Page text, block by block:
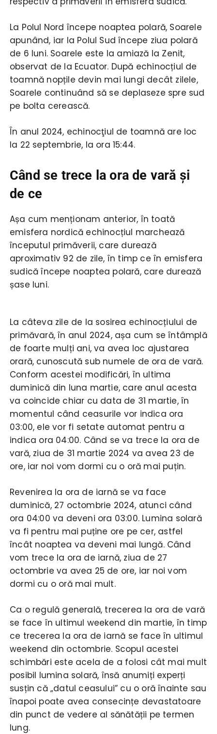
La Polul Nord începe noaptea polară, Soarele
apunând, iar la Polul Sud începe ziua polară
de 6 luni. Soarele este la amiază la Zenit,
observat de la Ecuator. După echinocțiul de
toamnă nopțile devin mai lungi decât zilele,
Soarele continuând să se deplaseze spre sud
pe bolta cerească.
În anul 2024, echinocţiul de toamnă are loc
la 22 septembrie, la ora 15:44.
Când se trece la ora de vară și
de ce
Așa cum menționam anterior, în toată
emisfera nordică echinocțiul marchează
începutul primăverii, care durează
aproximativ 92 de zile, în timp ce în emisfera
sudică începe noaptea polară, care durează
șase luni.
La câteva zile de la sosirea echinocțiului de
primăvară, în anul 2024, așa cum se întâmplă
de foarte mulți ani, va avea loc ajustarea
orară, cunoscută sub numele de ora de vară.
Conform acestei modificări, în ultima
duminică din luna martie, care anul acesta
va coincide chiar cu data de 31 martie, în
momentul când ceasurile vor indica ora
03:00, ele vor fi setate automat pentru a
indica ora 04:00. Când se va trece la ora de
vară, ziua de 31 martie 2024 va avea 23 de
ore, iar noi vom dormi cu o oră mai puțin.
Revenirea la ora de iarnă se va face
duminică, 27 octombrie 2024, atunci când
ora 04:00 va deveni ora 03:00. Lumina solară
va fi pentru mai puține ore pe cer, astfel
încât noaptea va deveni mai lungă. Când
vom trece la ora de iarnă, ziua de 27
octombrie va avea 25 de ore, iar noi vom
dormi cu o oră mai mult.
Ca o regulă generală, trecerea la ora de vară
se face în ultimul weekend din martie, în timp
ce trecerea la ora de iarnă se face în ultimul
weekend din octombrie. Scopul acestei
schimbări este acela de a folosi cât mai mult
posibil lumina solară, însă anumiți experți
susțin că „datul ceasului” cu o oră înainte sau
înapoi poate avea consecințe devastatoare
din punct de vedere al sănătății pe termen
lung.